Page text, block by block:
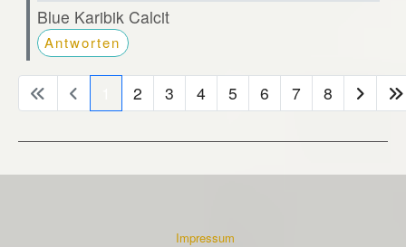
Blue Karibik Calcit
Antworten
2 3 4 5 6 7 8
Impressum